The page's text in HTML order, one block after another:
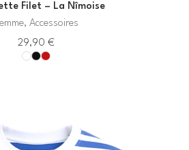
Filet – La Nîmoise
Accessoires
29,90 €